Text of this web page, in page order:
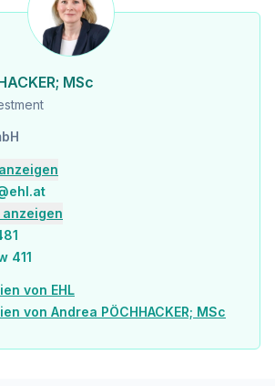
MSc
411
von EHL
von Andrea PÖCHHACKER; MSc